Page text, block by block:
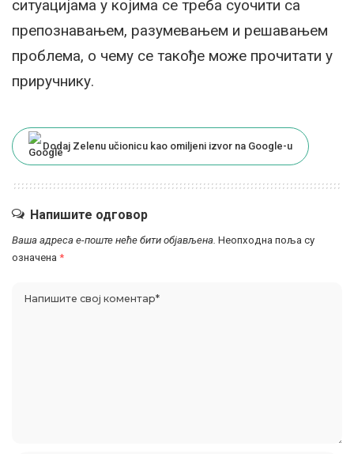
ситуацијама у којима се треба суочити са
препознавањем, разумевањем и решавањем
проблема, о чему се такође може прочитати у
приручнику.
Dodaj Zelenu učionicu kao omiljeni izvor na Google-u
Напишите одговор
Ваша адреса е-поште неће бити објављена. Неопходна поља су
означена *